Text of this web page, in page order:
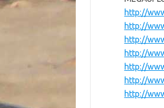
http://
http://
http://
http://
http://
http://
http://